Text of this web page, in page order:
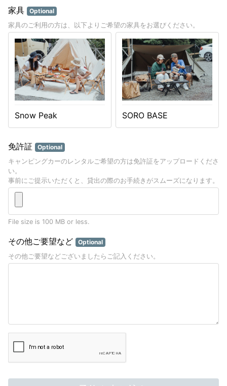
家具 Optional
家具のご利用の方は、以下よりご希望の家具をお選びください。
Snow Peak SORO BASE
免許証 Optional
キャンピングカーのレンタルご希望の方は免許証をアップロードくださ
い。
事前にご提示いただくと、貸出の際のお手続きがスムーズになります。
File size is 100 MB or less.
その他ご要望など Optional
その他ご要望などございましたらご記入ください。